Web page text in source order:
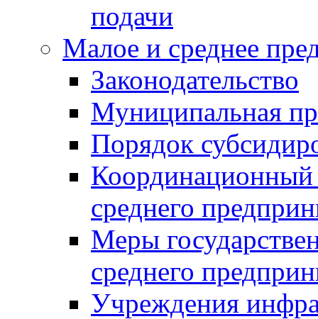
подачи
Малое и среднее
Законодательство
Муниципальная
Порядок
Координационный
среднего
Меры
среднего
Учреждения